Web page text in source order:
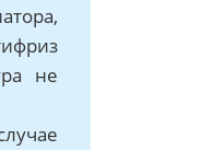
не